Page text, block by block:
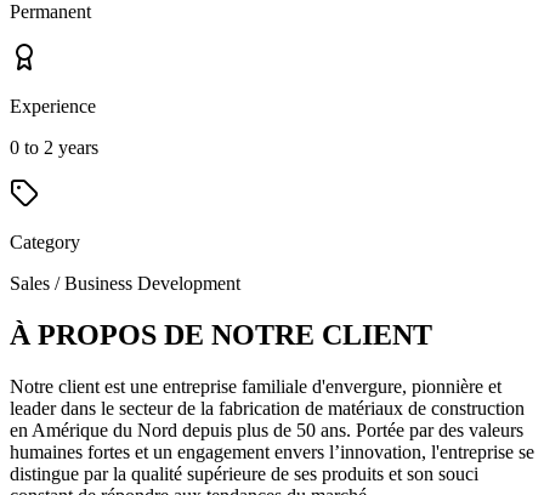
Permanent
Experience
0 to 2 years
Category
Sales / Business Development
À PROPOS DE NOTRE CLIENT
Notre client est une entreprise familiale d'envergure, pionnière et
leader dans le secteur de la fabrication de matériaux de construction
en Amérique du Nord depuis plus de 50 ans. Portée par des valeurs
humaines fortes et un engagement envers l’innovation, l'entreprise se
distingue par la qualité supérieure de ses produits et son souci